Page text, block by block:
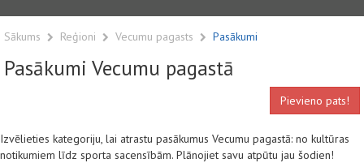
Sākums Reģioni Vecumu pagasts Pasākumi
Pasākumi Vecumu pagastā
Pievieno pats!
Izvēlieties kategoriju, lai atrastu pasākumus Vecumu pagastā: no kultūras
notikumiem līdz sporta sacensībām. Plānojiet savu atpūtu jau šodien!